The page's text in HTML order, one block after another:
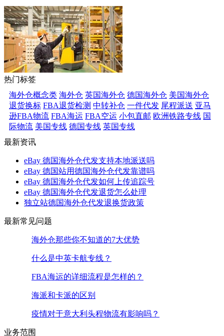
热门标签
海外仓概念类 海外仓 英国海外仓 德国海外仓 美国海外仓
退货换标 FBA退货检测 中转补仓 一件代发 尾程派送 亚马
逊FBA物流 FBA海运 FBA空运 小包直邮 欧洲铁路专线 国
际物流 美国专线 德国专线 英国专线
最新资讯
eBay 德国海外仓代发支持本地派送吗
eBay 德国站用德国海外仓代发靠谱吗
eBay 德国海外仓代发如何上传追踪号
eBay 德国海外仓代发退货怎么处理
独立站德国海外仓代发退换货政策
最新常见问题
海外仓那些你不知道的7大优势
什么是中英卡航专线？
FBA海运的详细流程是怎样的？
海派和卡派的区别
疫情对于意大利头程物流有影响吗？
业务范围